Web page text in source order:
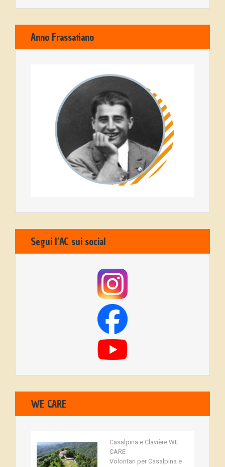
Anno Frassatiano
Segui l’AC sui social
WE CARE
Casalpina e Clavière WE
CARE
Volontari per Casalpina e